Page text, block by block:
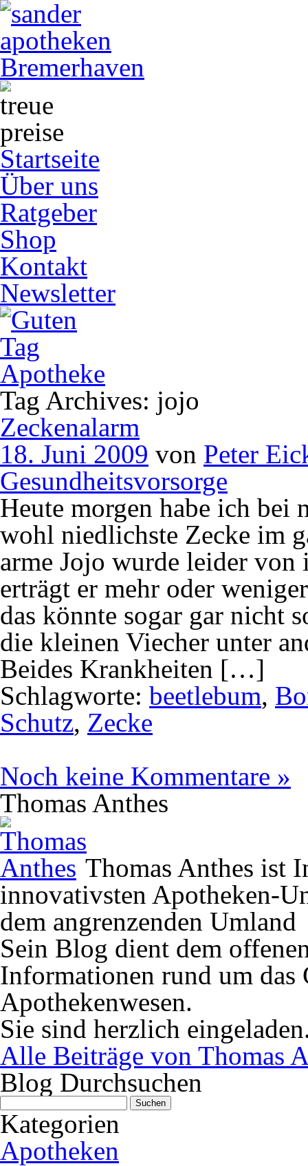
Startseite
Über uns
Ratgeber
Shop
Kontakt
Newsletter
Tag Archives: jojo
Zeckenalarm
18. Juni 2009 von Peter
Gesundheitsvorsorge
Heute morgen habe ich bei
wohl niedlichste Zecke im
arme Jojo wurde leider
erträgt er mehr oder
das könnte sogar gar nicht
die kleinen Viecher unter
Beides Krankheiten […]
Schlagworte: beetlebum,
Schutz, Zecke
Noch keine Kommentare »
Thomas Anthes
Thomas Anthes ist
innovativsten Apotheken-
dem angrenzenden Umland
Sein Blog dient dem
Informationen rund um das
Apothekenwesen.
Sie sind herzlich
Alle Beiträge von Thomas
Blog Durchsuchen
Suchen
nach:
Kategorien
Apotheken